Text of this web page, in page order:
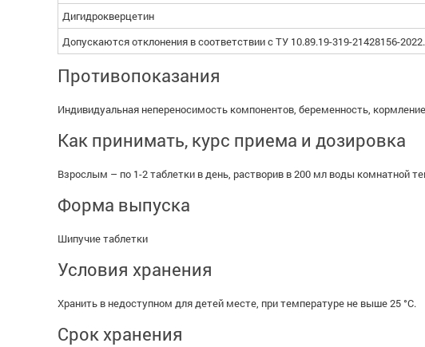
Дигидрокверцетин
Допускаются отклонения в соответствии с ТУ 10.89.19-319-21428156-2022.
Противопоказания
Индивидуальная непереносимость компонентов, беременность,
Как принимать, курс приема и дозировка
Взрослым – по 1-2 таблетки в день, растворив в 200 мл воды комнатной
Форма выпуска
Шипучие таблетки
Условия хранения
Хранить в недоступном для детей месте, при температуре не выше 25 °С.
Срок хранения